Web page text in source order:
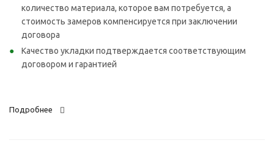
количество материала, которое вам потребуется, а
стоимость замеров компенсируется при заключении
договора
Качество укладки подтверждается соответствующим
договором и гарантией
Подробнее